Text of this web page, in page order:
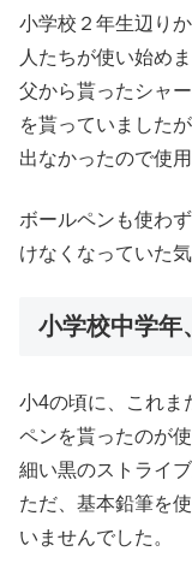
小学校２年生辺り
人たちが使い始めま
父から貰ったシャ
を貰っていました
出なかったので使
ボールペンも使わ
けなくなっていた
小学校中学年
小4の頃に、これま
ペンを貰ったのが
細い黒のストライ
ただ、基本鉛筆を
いませんでした。